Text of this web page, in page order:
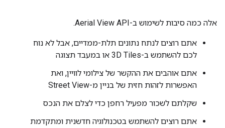
אלה כמה סיבות לשימוש ב-Aerial View API.
אתם רוצים לנתח נתונים תלת-ממדיים, אבל לא נוח
לכם להשתמש ב-3D Tiles או במעבד תצוגה
אתם אוהבים את ההקשר של צילומי לוויין, ואת
האפשרות לזהות חזית של בניין מ-Street View
שקלתם לשכור מפעיל רחפן כדי לצלם את הנכס
אתם רוצים להשתמש בטכנולוגיה חדשנית ומתקדמת